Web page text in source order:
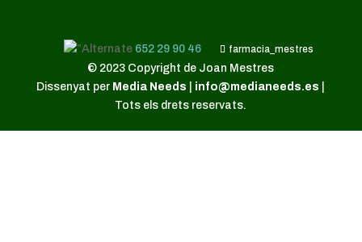
652 29 90 46 farmacia_mestres
© 2023 Copyright de Joan Mestres
Dissenyat per Media Needs info@medianeeds.es
Tots els drets reservats.